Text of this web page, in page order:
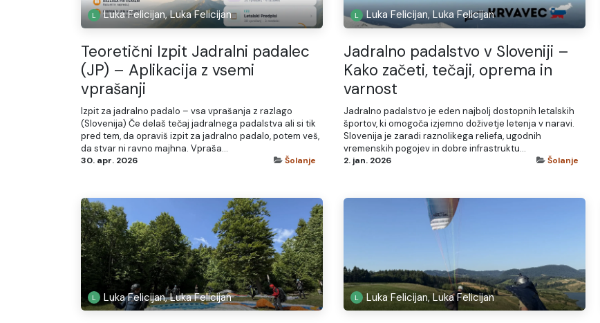
Luka Felicijan, Luka Felicijan
Teoretični Izpit Jadralni padalec
(JP) – Aplikacija z vsemi
vprašanji
Izpit za jadralno padalo – vsa vprašanja z razlago
(Slovenija) Če delaš tečaj jadralnega padalstva ali si tik
pred tem, da opraviš izpit za jadralno padalo, potem veš,
da stvar ni ravno majhna. Vpraša...
30. apr. 2026 Šolanje
Luka Felicijan, Luka Felicijan
Jadralno padalstvo v Sloveniji –
Kako začeti, tečaji, oprema in
varnost
Jadralno padalstvo je eden najbolj dostopnih letalskih
športov, ki omogoča izjemno doživetje letenja v naravi.
Slovenija je zaradi raznolikega reliefa, ugodnih
vremenskih pogojev in dobre infrastruktu...
2. jan. 2026 Šolanje
Luka Felicijan, Luka Felicijan Luka Felicijan, Luka Felicijan